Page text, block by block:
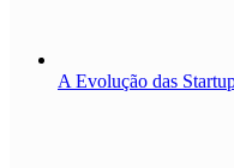
A Evolução das